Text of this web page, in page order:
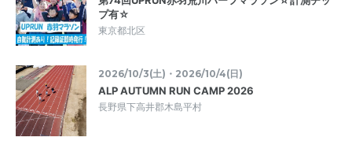
プ有☆
東京都北区
2026/10/3(土)・2026/10/4(日)
ALP AUTUMN RUN CAMP 2026
長野県下高井郡木島平村